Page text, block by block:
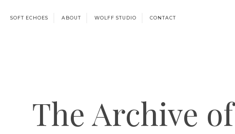
SOFT ECHOES ABOUT WOLFF STUDIO CONTACT
The Archive